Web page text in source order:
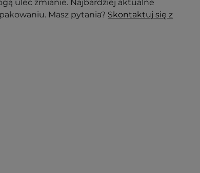
ulec zmianie. Najbardziej aktualne
Masz pytania? Skontaktuj się z